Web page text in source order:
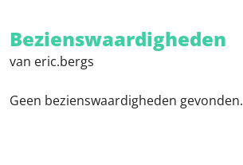
Bezienswaardigheden
van eric.bergs
Geen bezienswaardigheden gevonden.